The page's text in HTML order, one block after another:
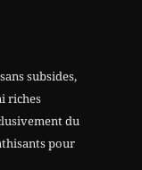
subsides,
riches
du
pour